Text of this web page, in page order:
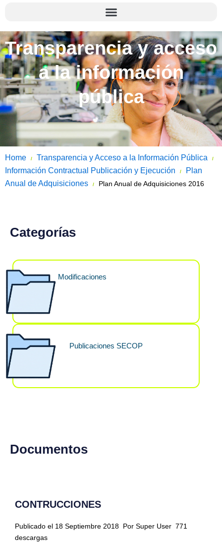
Transparencia y acceso
a la información
pública
Home / Transparencia y Acceso a la Información Pública /
Información Contractual Publicación y Ejecución /
Plan
Anual de Adquisiciones
/ Plan Anual de Adquisiciones 2016
Categorías
Modificaciones
Publicaciones SECOP
Documentos
CONTRUCCIONES
Publicado el 18 Septiembre 2018 Por Super User 771
descargas